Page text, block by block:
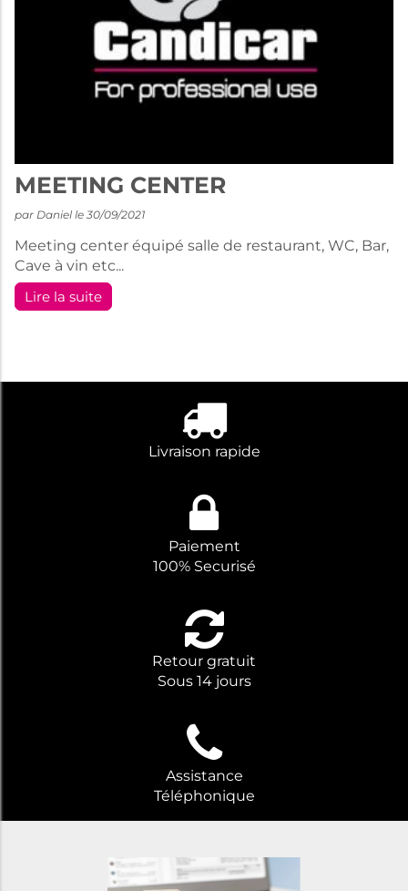
MEETING CENTER
par Daniel le 30/09/2021
Meeting center équipé salle de restaurant, WC, Bar,
Cave à vin etc...
Lire la suite
Livraison rapide
Paiement
100% Securisé
Retour gratuit
Sous 14 jours
Assistance
Téléphonique